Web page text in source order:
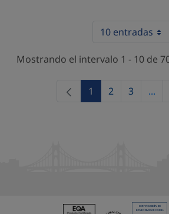
10 entradas
Mostrando el intervalo 1 - 10 de
Página
1 Página
2 Página
3 ...